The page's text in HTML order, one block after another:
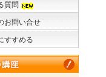
質問
お問い合せ
すすめる